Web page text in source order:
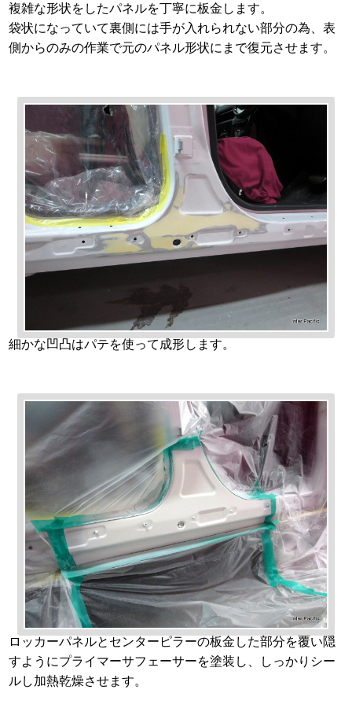
複雑な形状をしたパネルを丁寧に板金します。
袋状になっていて裏側には手が入れられない部分の為、表
側からのみの作業で元のパネル形状にまで復元させます。
細かな凹凸はパテを使って成形します。
ロッカーパネルとセンターピラーの板金した部分を覆い隠
すようにプライマーサフェーサーを塗装し、しっかりシー
ルし加熱乾燥させます。